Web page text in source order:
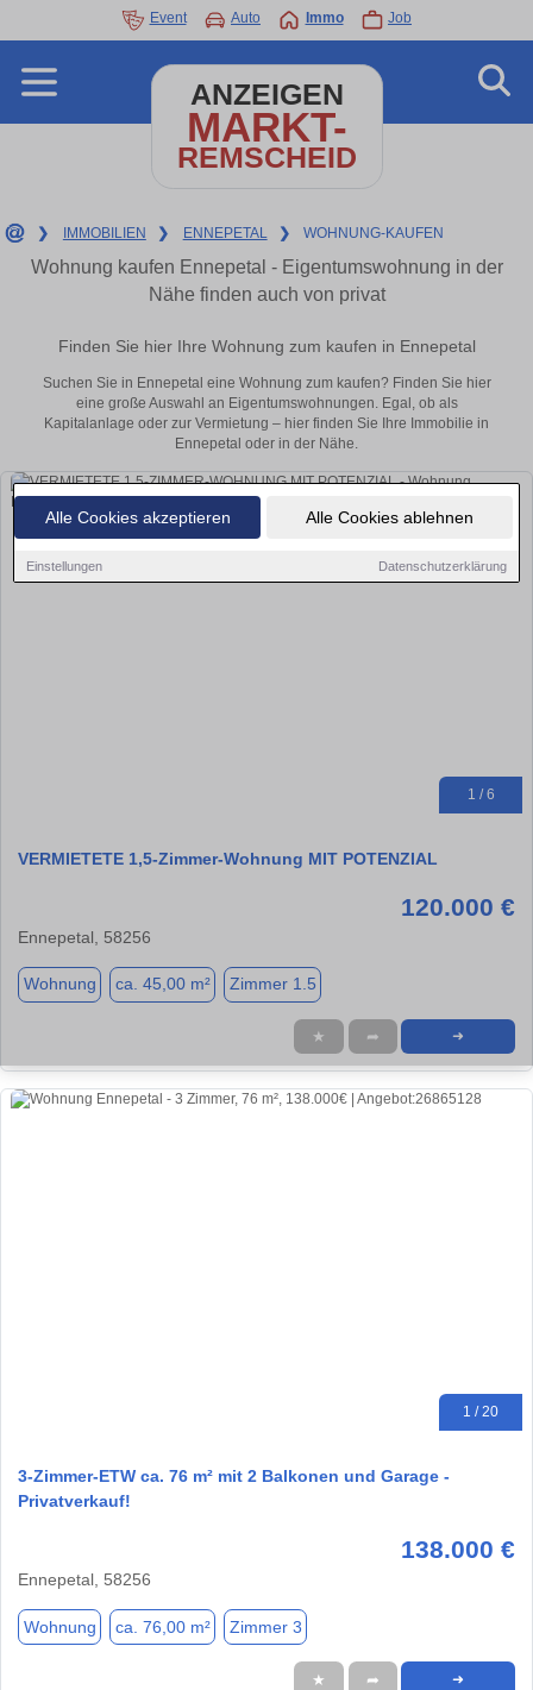
Alle Cookies akzeptieren Alle Cookies ablehnen
Einstellungen Datenschutzerklärung
Event Auto Immo Job
ANZEIGEN
MARKT-
REMSCHEID
❯ IMMOBILIEN ❯ ENNEPETAL ❯ WOHNUNG-KAUFEN
Wohnung kaufen Ennepetal - Eigentumswohnung in der
Nähe finden auch von privat
Finden Sie hier Ihre Wohnung zum kaufen in Ennepetal
Suchen Sie in Ennepetal eine Wohnung zum kaufen? Finden Sie hier
eine große Auswahl an Eigentumswohnungen. Egal, ob als
Kapitalanlage oder zur Vermietung – hier finden Sie Ihre Immobilie in
Ennepetal oder in der Nähe.
1 / 6
VERMIETETE 1,5-Zimmer-Wohnung MIT POTENZIAL
120.000 €
Ennepetal, 58256
Wohnung ca. 45,00 m² Zimmer 1.5
★ ➦ ➜
1 / 20
3-Zimmer-ETW ca. 76 m² mit 2 Balkonen und Garage -
Privatverkauf!
138.000 €
Ennepetal, 58256
Wohnung ca. 76,00 m² Zimmer 3
★ ➦ ➜